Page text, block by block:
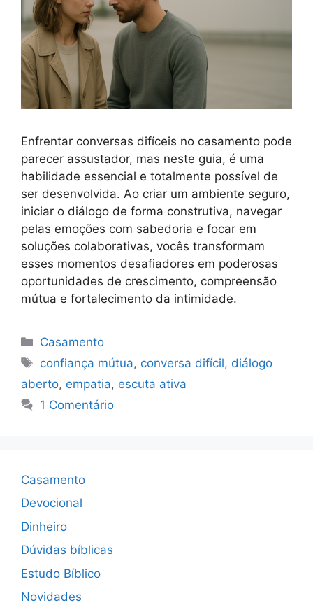
Enfrentar conversas difíceis no casamento pode
parecer assustador, mas neste guia, é uma
habilidade essencial e totalmente possível de
ser desenvolvida. Ao criar um ambiente seguro,
iniciar o diálogo de forma construtiva, navegar
pelas emoções com sabedoria e focar em
soluções colaborativas, vocês transformam
esses momentos desafiadores em poderosas
oportunidades de crescimento, compreensão
mútua e fortalecimento da intimidade.
Categorias
Casamento
Tags
confiança mútua, conversa difícil, diálogo
aberto, empatia, escuta ativa
1 Comentário
Casamento
Devocional
Dinheiro
Dúvidas bíblicas
Estudo Bíblico
Novidades